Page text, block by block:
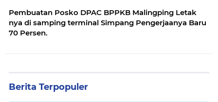
Pembuatan Posko DPAC BPPKB Malingping Letak
nya di samping terminal Simpang Pengerjaanya Baru
70 Persen.
Berita Terpopuler